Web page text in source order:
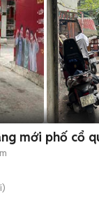
mới phố cổ